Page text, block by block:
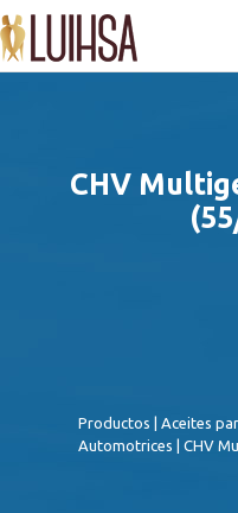
CHV
Productos
Aceites
Automotrices | CHV